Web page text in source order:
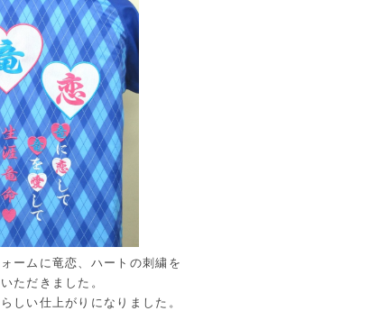
ームに竜恋、ハートの刺繍を
ただきました。
しい仕上がりになりました。